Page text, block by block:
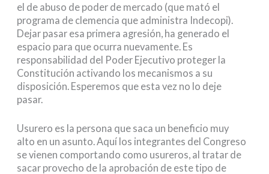
el de abuso de poder de mercado (que mató el
programa de clemencia que administra Indecopi).
Dejar pasar esa primera agresión, ha generado el
espacio para que ocurra nuevamente. Es
responsabilidad del Poder Ejecutivo proteger la
Constitución activando los mecanismos a su
disposición. Esperemos que esta vez no lo deje
pasar.
Usurero es la persona que saca un beneficio muy
alto en un asunto. Aquí los integrantes del Congreso
se vienen comportando como usureros, al tratar de
sacar provecho de la aprobación de este tipo de